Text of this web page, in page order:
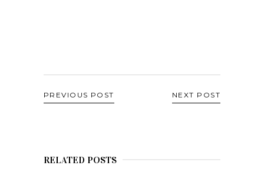
PREVIOUS POST NEXT POST
RELATED POSTS